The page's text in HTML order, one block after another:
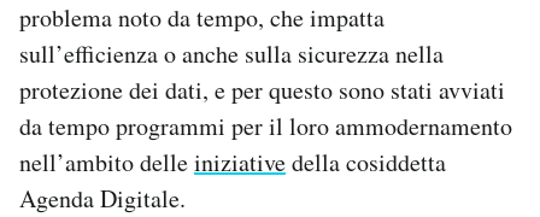
problema noto da tempo, che impatta
sull’efficienza o anche sulla sicurezza nella
protezione dei dati, e per questo sono stati avviati
da tempo programmi per il loro ammodernamento
nell’ambito delleiniziativedella cosiddetta
Agenda Digitale.